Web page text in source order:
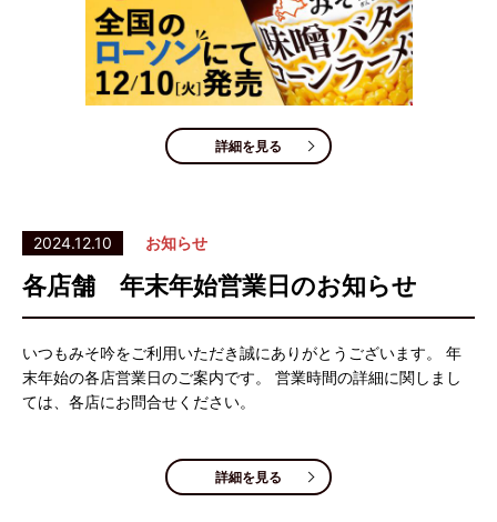
詳細を見る
2024.12.10 お知らせ
各店舗 年末年始営業日のお知らせ
いつもみそ吟をご利用いただき誠にありがとうございます。 年
末年始の各店営業日のご案内です。 営業時間の詳細に関しまし
ては、各店にお問合せください。
詳細を見る